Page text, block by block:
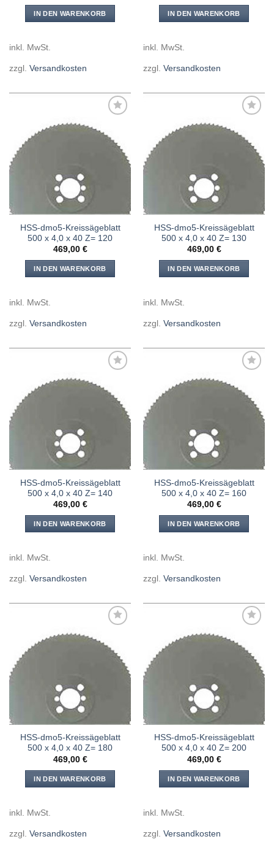
IN DEN WARENKORB
inkl. MwSt.
zzgl. Versandkosten
IN DEN WARENKORB
inkl. MwSt.
zzgl. Versandkosten
Meine
HSS-dmo5-Kreissägeblatt
500 x 4,0 x 40 Z= 120
469,00 €
IN DEN WARENKORB
inkl. MwSt.
zzgl. Versandkosten
Meine
HSS-dmo5-Kreissägeblatt
500 x 4,0 x 40 Z= 130
469,00 €
IN DEN WARENKORB
inkl. MwSt.
zzgl. Versandkosten
Meine
HSS-dmo5-Kreissägeblatt
500 x 4,0 x 40 Z= 140
469,00 €
IN DEN WARENKORB
inkl. MwSt.
zzgl. Versandkosten
Meine
HSS-dmo5-Kreissägeblatt
500 x 4,0 x 40 Z= 160
469,00 €
IN DEN WARENKORB
inkl. MwSt.
zzgl. Versandkosten
Meine
HSS-dmo5-Kreissägeblatt
500 x 4,0 x 40 Z= 180
469,00 €
IN DEN WARENKORB
inkl. MwSt.
zzgl. Versandkosten
Meine
HSS-dmo5-Kreissägeblatt
500 x 4,0 x 40 Z= 200
469,00 €
IN DEN WARENKORB
inkl. MwSt.
zzgl. Versandkosten